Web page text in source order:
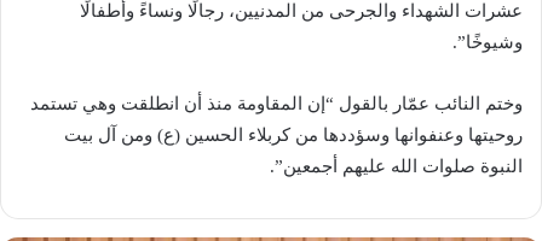
عشرات الشهداء والجرحى من المدنيين، رجالًا ونساءً وأطفالًا
وشيوخًا”.
وختم النائب عمّار بالقول “إن المقاومة منذ أن انطلقت وهي تستمد
روحيتها وعنفوانها وسؤددها من كربلاء الحسين (ع) ومن آل بيت
النبوة صلوات الله عليهم أجمعين”.